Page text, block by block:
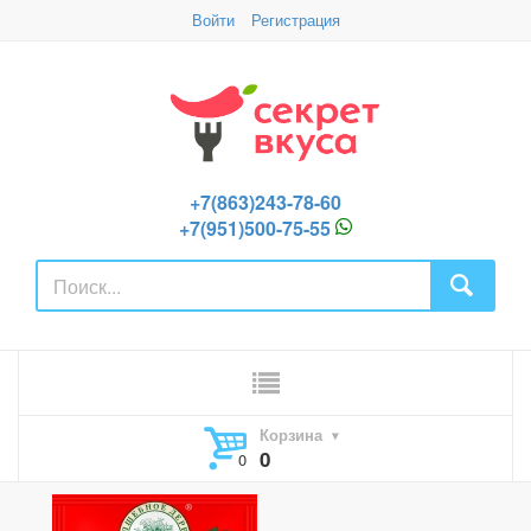
Войти Регистрация
+7(863)243-78-60
+7(951)500-75-55
Корзина
0